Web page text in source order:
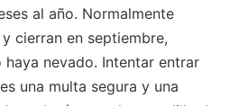
al año. Normalmente
cierran en septiembre,
nevado. Intentar entrar
una multa segura y una